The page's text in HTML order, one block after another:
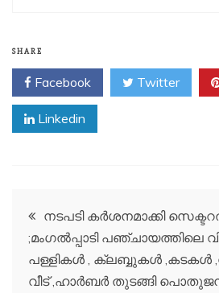
SHARE
Facebook Twitter
Linkedin
Post
navigation
നടപടി കർശനമാക്കി
;മംഗൽപ്പാടി പഞ്ചായത്തിലെ
പള്ളികൾ , ക്ലബ്ബുകൾ ,കടകൾ
വീട് ,ഹാർബർ തുടങ്ങി